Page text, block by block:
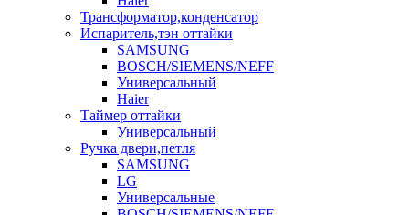
Трансформатор,конденсатор
Испаритель,тэн оттайки
SAMSUNG
BOSCH/SIEMENS/NEFF
Универсальный
Haier
Таймер оттайки
Универсальный
Ручка двери,петля
SAMSUNG
LG
Универсальные